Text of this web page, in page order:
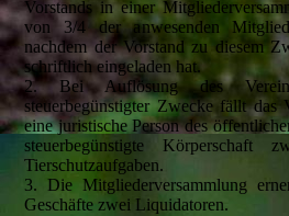
Vorstands in einer
von 3/4 der anwesenden
nachdem der Vorstand zu diesem
schriftlich eingeladen hat.
2. Bei Auflösung des
steuerbegünstigter Zwecke fällt das
eine juristische Person des
steuerbegünstigte Körperschaft
Tierschutzaufgaben.
3. Die Mitgliederversammlung
Geschäfte zwei Liquidatoren.